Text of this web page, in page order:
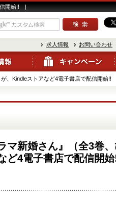
配信開始!! |
求人情報 お問い合わせ
、Kindleストアなど4電子書店で配信開始!!
ラマ新婚さん』（全3巻
ど4電子書店で配信開